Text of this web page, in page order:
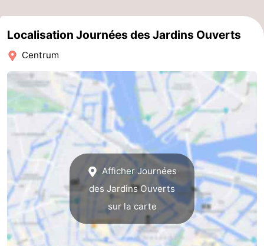
la
-
du
Nord
Hollande
Pratiques
Forum
Transports
en
commun
Route
Gare
Centrale
Schiphol
Eindhoven
Localisation Journées des Jardins Ouverts
Centrum
Afficher Journées
des Jardins Ouverts
sur la carte